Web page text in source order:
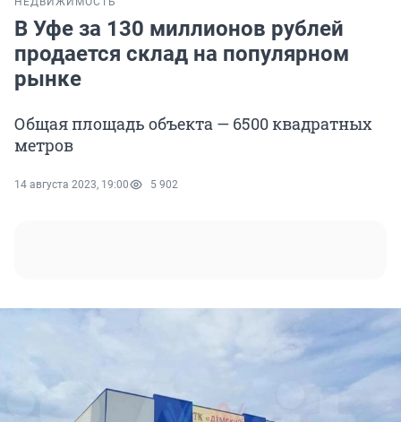
В Уфе за 130 миллионов рублей
продается склад на популярном
рынке
Общая площадь объекта — 6500 квадратных
метров
14 августа 2023, 19:00 5 902